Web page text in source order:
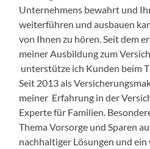
Unternehmens bewahrt und
weiterführen und ausbauen
von Ihnen zu hören. Seit dem
meiner Ausbildung zum
unterstütze ich Kunden beim
Seit 2013 als
meiner Erfahrung in der
Experte für Familien.
Thema Vorsorge und Sparen
nachhaltiger Lösungen und